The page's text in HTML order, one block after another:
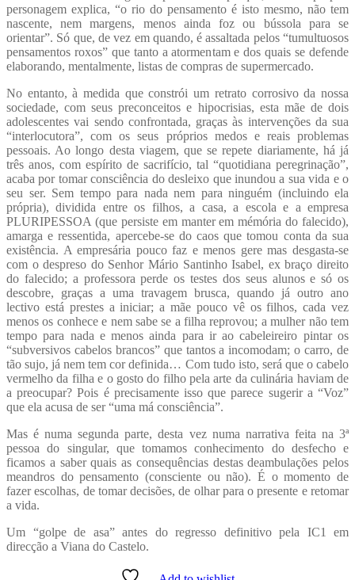
personagem explica, “o rio do pensamento é isto mesmo, não tem
nascente, nem margens, menos ainda foz ou bússola para se
orientar”. Só que, de vez em quando, é assaltada pelos “tumultuosos
pensamentos roxos” que tanto a atormentam e dos quais se defende
elaborando, mentalmente, listas de compras de supermercado.
No entanto, à medida que constrói um retrato corrosivo da nossa
sociedade, com seus preconceitos e hipocrisias, esta mãe de dois
adolescentes vai sendo confrontada, graças às intervenções da sua
“interlocutora”, com os seus próprios medos e reais problemas
pessoais. Ao longo desta viagem, que se repete diariamente, há já
três anos, com espírito de sacrifício, tal “quotidiana peregrinação”,
acaba por tomar consciência do desleixo que inundou a sua vida e o
seu ser. Sem tempo para nada nem para ninguém (incluindo ela
própria), dividida entre os filhos, a casa, a escola e a empresa
PLURIPESSOA (que persiste em manter em mémória do falecido),
amarga e ressentida, apercebe-se do caos que tomou conta da sua
existência. A empresária pouco faz e menos gere mas desgasta-se
com o despreso do Senhor Mário Santinho Isabel, ex braço direito
do falecido; a professora perde os testes dos seus alunos e só os
descobre, graças a uma travagem brusca, quando já outro ano
lectivo está prestes a iniciar; a mãe pouco vê os filhos, cada vez
menos os conhece e nem sabe se a filha reprovou; a mulher não tem
tempo para nada e menos ainda para ir ao cabeleireiro pintar os
“subversivos cabelos brancos” que tantos a incomodam; o carro, de
tão sujo, já nem tem cor definida… Com tudo isto, será que o cabelo
vermelho da filha e o gosto do filho pela arte da culinária haviam de
a preocupar? Pois é precisamente isso que parece sugerir a “Voz”
que ela acusa de ser “uma má consciência”.
Mas é numa segunda parte, desta vez numa narrativa feita na 3ª
pessoa do singular, que tomamos conhecimento do desfecho e
ficamos a saber quais as consequências destas deambulações pelos
meandros do pensamento (consciente ou não). É o momento de
fazer escolhas, de tomar decisões, de olhar para o presente e retomar
a vida.
Um “golpe de asa” antes do regresso definitivo pela IC1 em
direcção a Viana do Castelo.